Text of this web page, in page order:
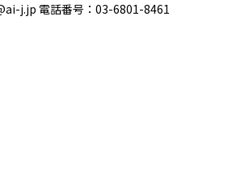
j.jp 電話番号：03-6801-8461